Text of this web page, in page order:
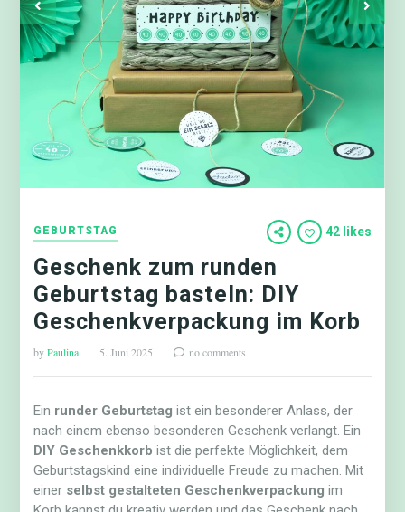
GEBURTSTAG 42 likes
Geschenk zum runden
Geburtstag basteln: DIY
Geschenkverpackung im Korb
byPaulina 5. Juni 2025 no comments
Ein runder Geburtstag ist ein besonderer Anlass, der
nach einem ebenso besonderen Geschenk verlangt. Ein
DIY Geschenkkorb ist die perfekte Möglichkeit, dem
Geburtstagskind eine individuelle Freude zu machen. Mit
einer selbst gestalteten Geschenkverpackung im